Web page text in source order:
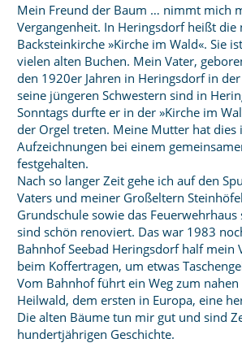
Mein Freund der Baum … nimmt mich
Vergangenheit. In Heringsdorf heißt die
Backsteinkirche »Kirche im Wald«. Sie
vielen alten Buchen. Mein Vater,
den 1920er Jahren in Heringsdorf in
seine jüngeren Schwestern sind in
Sonntags durfte er in der »Kirche im
der Orgel treten. Meine Mutter hat dies
Aufzeichnungen bei einem
festgehalten.
Nach so langer Zeit gehe ich auf den
Vaters und meiner Großeltern
Grundschule sowie das
sind schön renoviert. Das war 1983
Bahnhof Seebad Heringsdorf half mein
beim Koffertragen, um etwas
Vom Bahnhof führt ein Weg zum nahen
Heilwald, dem ersten in Europa, eine
Die alten Bäume tun mir gut und sind
hundertjährigen Geschichte.